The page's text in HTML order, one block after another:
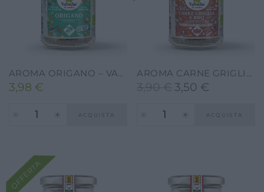
3,98 €
ACQUISTA
Il
3,50 €
ACQUISTA
OFFERTA